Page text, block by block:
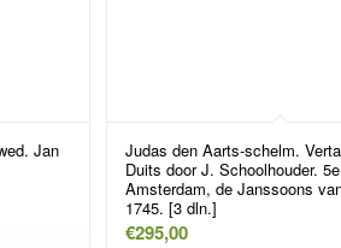
Jan
Judas den Aarts-schelm.
Duits door J. Schoolhouder.
Amsterdam, de Janssoons
1745. [3 dln.]
€295,00